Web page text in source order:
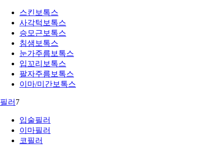
스킨보톡스
사각턱보톡스
승모근보톡스
침샘보톡스
눈가주름보톡스
입꼬리보톡스
팔자주름보톡스
이마/미간보톡스
필러 7
입술필러
이마필러
코필러